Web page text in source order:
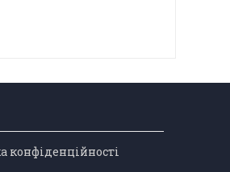
конфіденційності